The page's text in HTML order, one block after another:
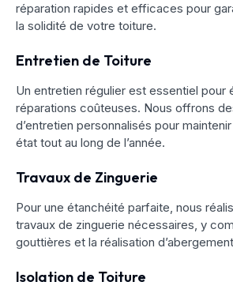
réparation rapides et efficaces pour
la solidité de votre toiture.
Entretien de Toiture
Un entretien régulier est essentiel pour
réparations coûteuses. Nous offrons
d’entretien personnalisés pour
état tout au long de l’année.
Travaux de Zinguerie
Pour une étanchéité parfaite, nous
travaux de zinguerie nécessaires, y
gouttières et la réalisation
Isolation de Toiture